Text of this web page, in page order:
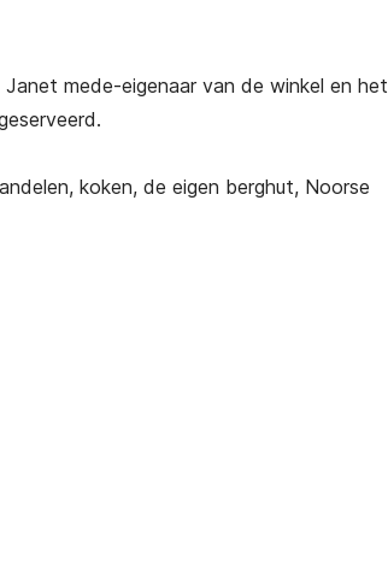
mede-eigenaar van de winkel en het
koken, de eigen berghut, Noorse